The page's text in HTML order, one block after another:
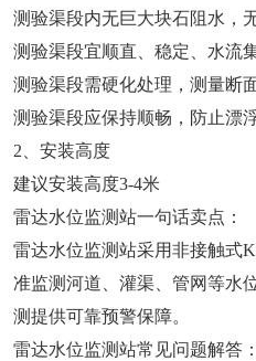
测验渠段内无巨大块石阻水，
测验渠段宜顺直、稳定、水流
测验渠段需硬化处理，测量断
测验渠段应保持顺畅，防止漂
2、安装高度
建议安装高度3-4米
雷达水位监测站一句话卖点：
雷达水位监测站采用非接触式
准监测河道、灌渠、管网等水
测提供可靠预警保障。
雷达水位监测站常见问题解答：